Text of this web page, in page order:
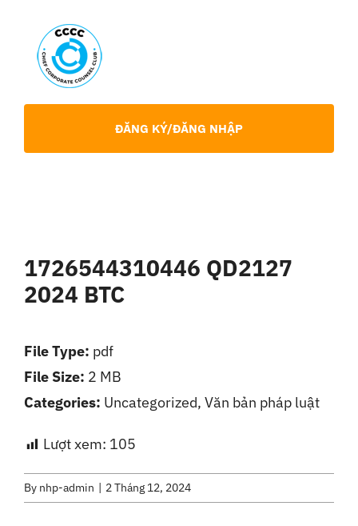
content
Chia Sẻ Chuyên Môn
Liên Hệ
ĐĂNG KÝ/ĐĂNG NHẬP
1726544310446 QD2127
2024 BTC
Lượt xem: 105
File Type: pdf
File Size: 2 MB
Categories: Uncategorized, Văn bản pháp luật
By nhp-admin 2 Tháng 12, 2024